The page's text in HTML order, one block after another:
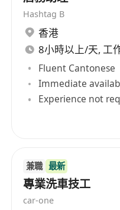
Hashtag B
香港
8小時以上/天, 工
Fluent Cantonese
Immediate
Experience not
兼職 最新
專業洗車技工
car-one